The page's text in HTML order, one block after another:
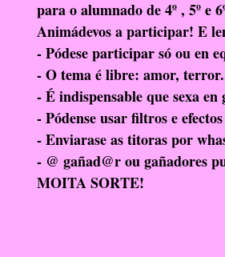
Aliméntate ben
RelixiónCatólica
para o alumnado de 4º , 5º e
Animádevos a participar! E
- Pódese participar só ou en
- O tema é libre: amor,
- É indispensable que sexa en
- Pódense usar filtros e
- Enviarase as titoras por
- @ gañad@r ou gañadores
MOITA SORTE!